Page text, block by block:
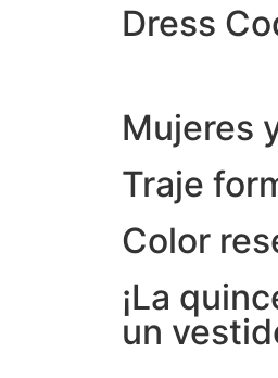
Dress
Mujeres
Traje
Color
¡La
un